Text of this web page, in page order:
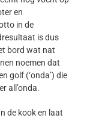
en
in de
is dus
bord wat nat
noemen dat
golf (‘onda’) die
all’onda.
de kook en laat